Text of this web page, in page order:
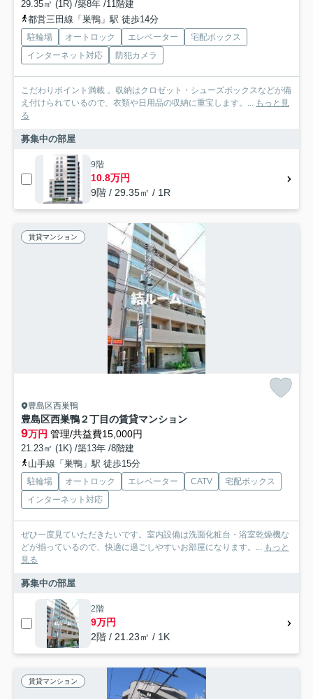
29.35㎡ (1R) /築8年 /11階建
都営三田線「巣鴨」駅 徒歩14分
駐輪場 オートロック エレベーター
宅配ボックス
インターネット対応
防犯カメラ
こだわりポイント満載 。収納はクロゼット・シューズボックスなどが備
え付けられているので、衣類や日用品の収納に重宝します。... もっと見
る
募集中の部屋
9階
10.8万円
9階 / 29.35㎡ / 1R
賃貸マンション
豊島区西巣鴨
豊島区西巣鴨２丁目の賃貸マンション
9万円 管理/共益費15,000円
21.23㎡ (1K) /築13年 /8階建
山手線「巣鴨」駅 徒歩15分
駐輪場 オートロック エレベーター CATV
宅配ボックス
インターネット対応
ぜひ一度見ていただきたいです。室内設備は洗面化粧台・浴室乾燥機な
どが揃っているので、快適に過ごしやすいお部屋になります。... もっと
見る
募集中の部屋
2階
9万円
2階 / 21.23㎡ / 1K
賃貸マンション